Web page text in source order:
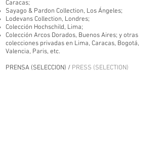
Caracas;
Sayago & Pardon Collection, Los Ángeles;
Lodevans Collection, Londres;
Colección Hochschild, Lima;
Colección Arcos Dorados, Buenos Aires; y otras
colecciones privadas en Lima, Caracas, Bogotá,
Valencia, Paris, etc.
PRENSA (SELECCION) / PRESS (SELECTION)